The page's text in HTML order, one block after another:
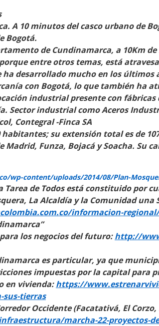
A 10 minutos del casco urbano de
Bogotá.
de Cundinamarca, a 10Km
entre otros temas, está
ha desarrollado mucho en los últimos
con Bogotá, lo que también ha
industrial presente con
Sector industrial como Aceros
Contegral -Finca SA
habitantes; su extensión total es de
Funza, Bojacá y Soacha. Su
wp-content/uploads/2014/08/Plan-
de Todos está constituido por
La Alcaldía y la Comunidad
informacion-
los negocios del futuro:http://
es particular, ya que
impuestas por la capital
en vivienda:https://
sus-tierras
Occidente (Facatativá, El
marcha-22-proyectos-